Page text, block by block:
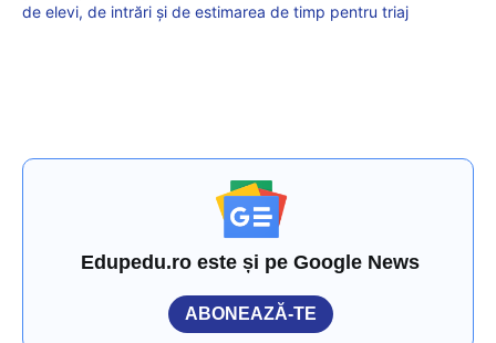
de elevi, de intrări și de estimarea de timp pentru triaj
Edupedu.ro este și pe Google News
ABONEAZĂ-TE